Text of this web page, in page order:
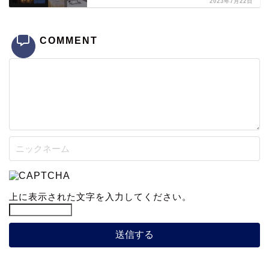
2023年7月22日
COMMENT
上に表示された文字を入力してください。